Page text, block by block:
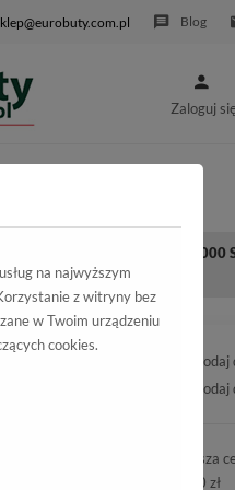
Blog
Zaloguj się
Ocieplane Primigi 6870000
produkty
Najniższa
431,00 zł
na najwyższym
z witryny bez
w Twoim urządzeniu
cookies.